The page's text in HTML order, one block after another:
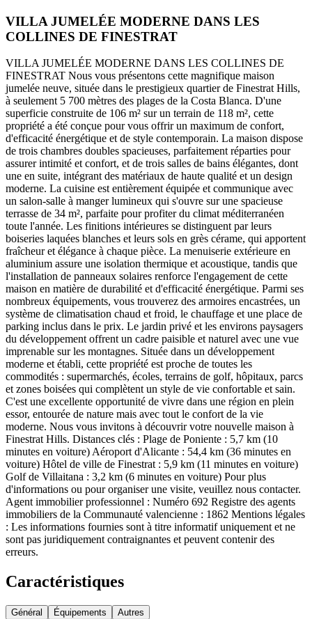
VILLA JUMELÉE MODERNE DANS LES
COLLINES DE FINESTRAT
VILLA JUMELÉE MODERNE DANS LES COLLINES DE
FINESTRAT Nous vous présentons cette magnifique maison
jumelée neuve, située dans le prestigieux quartier de Finestrat Hills,
à seulement 5 700 mètres des plages de la Costa Blanca. D'une
superficie construite de 106 m² sur un terrain de 118 m², cette
propriété a été conçue pour vous offrir un maximum de confort,
d'efficacité énergétique et de style contemporain. La maison dispose
de trois chambres doubles spacieuses, parfaitement réparties pour
assurer intimité et confort, et de trois salles de bains élégantes, dont
une en suite, intégrant des matériaux de haute qualité et un design
moderne. La cuisine est entièrement équipée et communique avec
un salon-salle à manger lumineux qui s'ouvre sur une spacieuse
terrasse de 34 m², parfaite pour profiter du climat méditerranéen
toute l'année. Les finitions intérieures se distinguent par leurs
boiseries laquées blanches et leurs sols en grès cérame, qui apportent
fraîcheur et élégance à chaque pièce. La menuiserie extérieure en
aluminium assure une isolation thermique et acoustique, tandis que
l'installation de panneaux solaires renforce l'engagement de cette
maison en matière de durabilité et d'efficacité énergétique. Parmi ses
nombreux équipements, vous trouverez des armoires encastrées, un
système de climatisation chaud et froid, le chauffage et une place de
parking inclus dans le prix. Le jardin privé et les environs paysagers
du développement offrent un cadre paisible et naturel avec une vue
imprenable sur les montagnes. Située dans un développement
moderne et établi, cette propriété est proche de toutes les
commodités : supermarchés, écoles, terrains de golf, hôpitaux, parcs
et zones boisées qui complètent un style de vie confortable et sain.
C'est une excellente opportunité de vivre dans une région en plein
essor, entourée de nature mais avec tout le confort de la vie
moderne. Nous vous invitons à découvrir votre nouvelle maison à
Finestrat Hills. Distances clés : Plage de Poniente : 5,7 km (10
minutes en voiture) Aéroport d'Alicante : 54,4 km (36 minutes en
voiture) Hôtel de ville de Finestrat : 5,9 km (11 minutes en voiture)
Golf de Villaitana : 3,2 km (6 minutes en voiture) Pour plus
d'informations ou pour organiser une visite, veuillez nous contacter.
Agent immobilier professionnel : Numéro 692 Registre des agents
immobiliers de la Communauté valencienne : 1862 Mentions légales
: Les informations fournies sont à titre informatif uniquement et ne
sont pas juridiquement contraignantes et peuvent contenir des
erreurs.
Caractéristiques
Général Équipements Autres